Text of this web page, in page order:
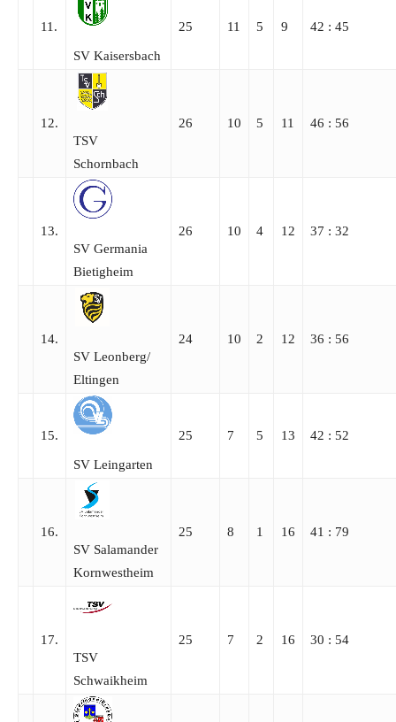
11.
SV Kaisersbach
25 11 5 9 42 : 45
12.
TSV
Schornbach
26 10 5 11 46 : 56
13.
SV Germania
Bietigheim
26 10 4 12 37 : 32
14.
SV Leonberg/​
Eltingen
24 10 2 12 36 : 56
15.
SV Leingarten
25 7 5 13 42 : 52
16.
SV Salamander
Kornwestheim
25 8 1 16 41 : 79
17.
TSV
Schwaikheim
25 7 2 16 30 : 54